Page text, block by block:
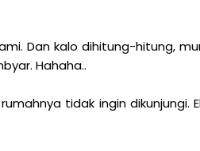
Dan kalo dihitung-hitung,
Hahaha..
tidak ingin dikunjungi.